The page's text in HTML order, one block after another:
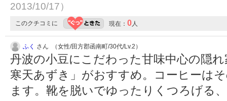
2013/10/17）
このクチコミに 現在： 0人
ふく さん （女性/田方郡函南町/30代/Lv.2）
丹波の小豆にこだわった甘味中心の隠
寒天あずき」がおすすめ。コーヒーは
ます。靴を脱いでゆったりくつろげる